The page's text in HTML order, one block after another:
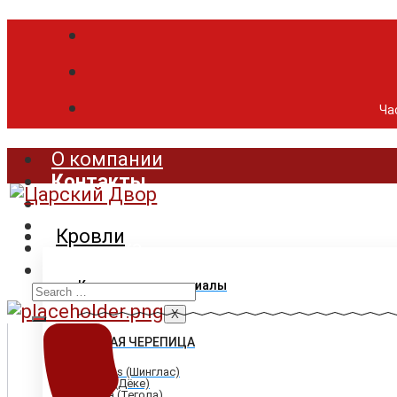
О компании
Контакты
Продукция
Цены
Доставка
X
Кровли
Кровельные материалы
ГИБКАЯ ЧЕРЕПИЦА
Shinglas (Шинглас)
Döcke (Дёке)
Tegola (Тегола)
Search
for: